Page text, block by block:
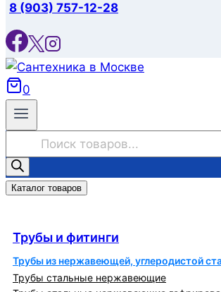
8 (903) 757-12-28
0
товаров
Каталог товаров
Трубы и фитинги
Трубы из нержавеющей, углеродистой
Трубы стальные нержавеющие